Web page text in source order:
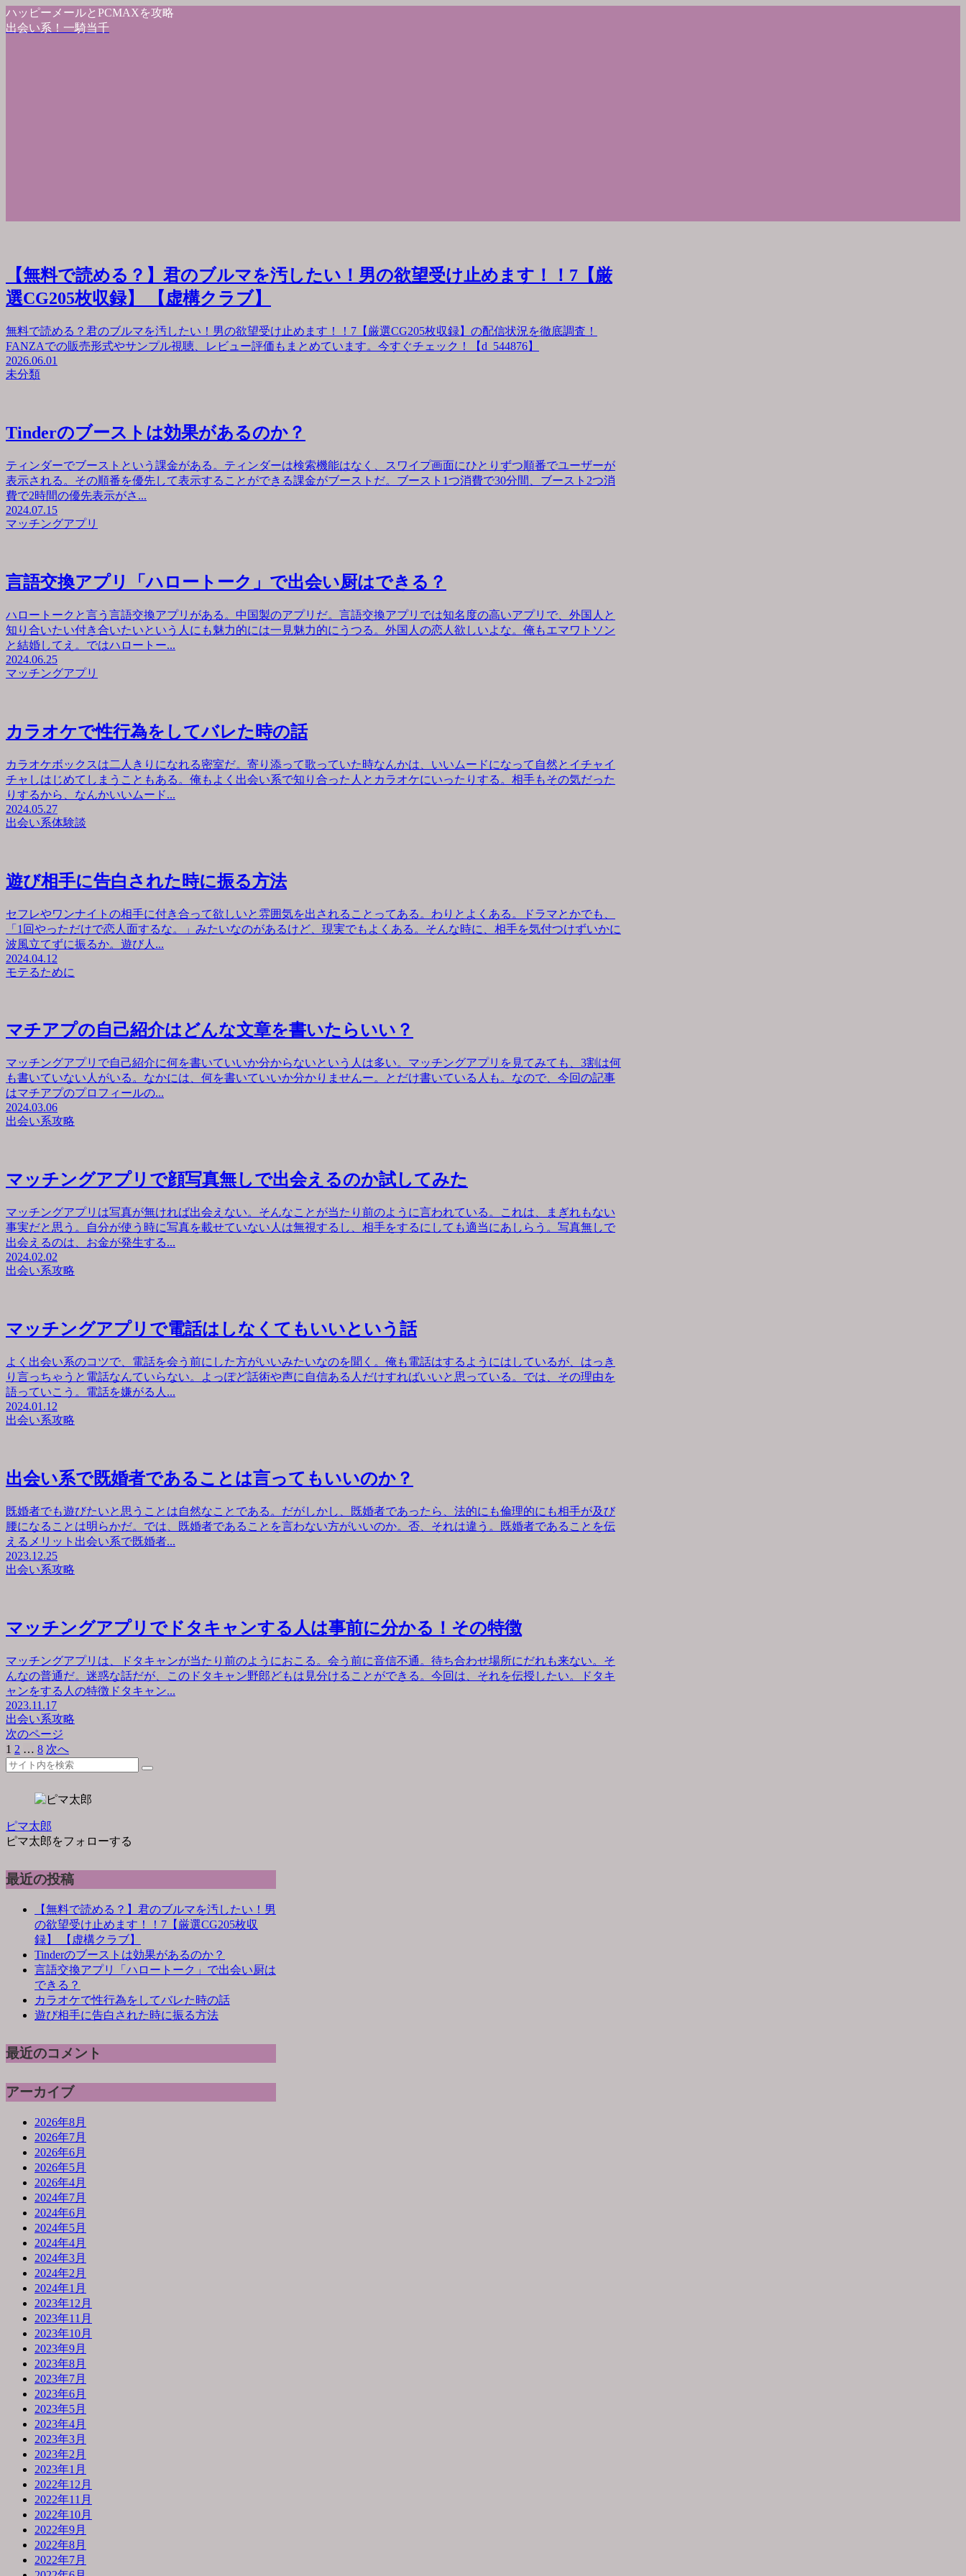
ハッピーメールとPCMAXを攻略
出会い系！一騎当千
【無料で読める？】君のブルマを汚したい！男の欲望受け止めます！！7【厳
選CG205枚収録】 【虚構クラブ】
無料で読める？君のブルマを汚したい！男の欲望受け止めます！！7【厳選CG205枚収録】の配信状況を徹底調査！
FANZAでの販売形式やサンプル視聴、レビュー評価もまとめています。今すぐチェック！【d_544876】
2026.06.01
未分類
Tinderのブーストは効果があるのか？
ティンダーでブーストという課金がある。ティンダーは検索機能はなく、スワイプ画面にひとりずつ順番でユーザーが
表示される。その順番を優先して表示することができる課金がブーストだ。ブースト1つ消費で30分間、ブースト2つ消
費で2時間の優先表示がさ...
2024.07.15
マッチングアプリ
言語交換アプリ「ハロートーク」で出会い厨はできる？
ハロートークと言う言語交換アプリがある。中国製のアプリだ。言語交換アプリでは知名度の高いアプリで、外国人と
知り合いたい付き合いたいという人にも魅力的には一見魅力的にうつる。外国人の恋人欲しいよな。俺もエマワトソン
と結婚してえ。ではハロートー...
2024.06.25
マッチングアプリ
カラオケで性行為をしてバレた時の話
カラオケボックスは二人きりになれる密室だ。寄り添って歌っていた時なんかは、いいムードになって自然とイチャイ
チャしはじめてしまうこともある。俺もよく出会い系で知り合った人とカラオケにいったりする。相手もその気だった
りするから、なんかいいムード...
2024.05.27
出会い系体験談
遊び相手に告白された時に振る方法
セフレやワンナイトの相手に付き合って欲しいと雰囲気を出されることってある。わりとよくある。ドラマとかでも、
「1回やっただけで恋人面するな。」みたいなのがあるけど、現実でもよくある。そんな時に、相手を気付つけずいかに
波風立てずに振るか。遊び人...
2024.04.12
モテるために
マチアプの自己紹介はどんな文章を書いたらいい？
マッチングアプリで自己紹介に何を書いていいか分からないという人は多い。マッチングアプリを見てみても、3割は何
も書いていない人がいる。なかには、何を書いていいか分かりませんー。とだけ書いている人も。なので、今回の記事
はマチアプのプロフィールの...
2024.03.06
出会い系攻略
マッチングアプリで顔写真無しで出会えるのか試してみた
マッチングアプリは写真が無ければ出会えない。そんなことが当たり前のように言われている。これは、まぎれもない
事実だと思う。自分が使う時に写真を載せていない人は無視するし、相手をするにしても適当にあしらう。写真無しで
出会えるのは、お金が発生する...
2024.02.02
出会い系攻略
マッチングアプリで電話はしなくてもいいという話
よく出会い系のコツで、電話を会う前にした方がいいみたいなのを聞く。俺も電話はするようにはしているが、はっき
り言っちゃうと電話なんていらない。よっぽど話術や声に自信ある人だけすればいいと思っている。では、その理由を
語っていこう。電話を嫌がる人...
2024.01.12
出会い系攻略
出会い系で既婚者であることは言ってもいいのか？
既婚者でも遊びたいと思うことは自然なことである。だがしかし、既婚者であったら、法的にも倫理的にも相手が及び
腰になることは明らかだ。では、既婚者であることを言わない方がいいのか。否、それは違う。既婚者であることを伝
えるメリット出会い系で既婚者...
2023.12.25
出会い系攻略
マッチングアプリでドタキャンする人は事前に分かる！その特徴
マッチングアプリは、ドタキャンが当たり前のようにおこる。会う前に音信不通。待ち合わせ場所にだれも来ない。そ
んなの普通だ。迷惑な話だが、このドタキャン野郎どもは見分けることができる。今回は、それを伝授したい。ドタキ
ャンをする人の特徴ドタキャン...
2023.11.17
出会い系攻略
次のページ
1 2 … 8 次へ
ピマ太郎
ピマ太郎をフォローする
最近の投稿
【無料で読める？】君のブルマを汚したい！男
の欲望受け止めます！！7【厳選CG205枚収
録】 【虚構クラブ】
Tinderのブーストは効果があるのか？
言語交換アプリ「ハロートーク」で出会い厨は
できる？
カラオケで性行為をしてバレた時の話
遊び相手に告白された時に振る方法
最近のコメント
アーカイブ
2026年8月
2026年7月
2026年6月
2026年5月
2026年4月
2024年7月
2024年6月
2024年5月
2024年4月
2024年3月
2024年2月
2024年1月
2023年12月
2023年11月
2023年10月
2023年9月
2023年8月
2023年7月
2023年6月
2023年5月
2023年4月
2023年3月
2023年2月
2023年1月
2022年12月
2022年11月
2022年10月
2022年9月
2022年8月
2022年7月